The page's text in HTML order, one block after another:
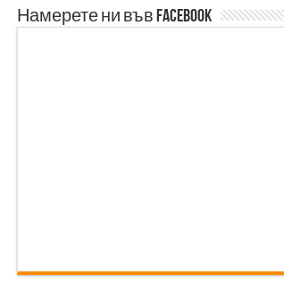
Намерете ни във Facebook